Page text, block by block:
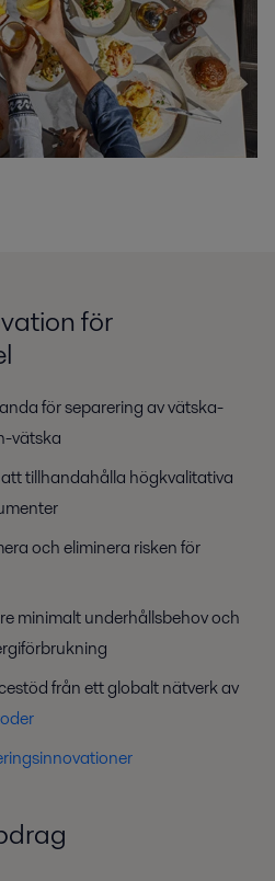
för
för separering av vätska-
vätska
tillhandahålla högkvalitativa
och eliminera risken för
minimalt underhållsbehov och
från ett globalt nätverk av